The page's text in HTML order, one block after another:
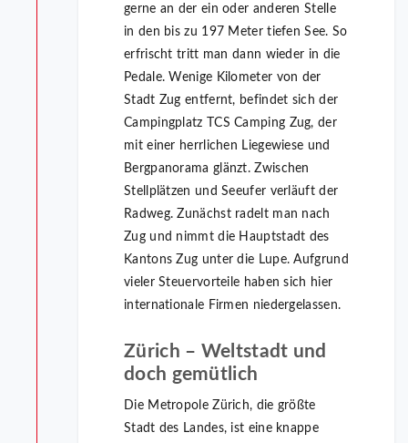
gerne an der ein oder anderen Stelle
in den bis zu 197 Meter tiefen See. So
erfrischt tritt man dann wieder in die
Pedale. Wenige Kilometer von der
Stadt Zug entfernt, befindet sich der
Campingplatz TCS Camping Zug, der
mit einer herrlichen Liegewiese und
Bergpanorama glänzt. Zwischen
Stellplätzen und Seeufer verläuft der
Radweg. Zunächst radelt man nach
Zug und nimmt die Hauptstadt des
Kantons Zug unter die Lupe. Aufgrund
vieler Steuervorteile haben sich hier
internationale Firmen niedergelassen.
Zürich – Weltstadt und
doch gemütlich
Die Metropole Zürich, die größte
Stadt des Landes, ist eine knappe